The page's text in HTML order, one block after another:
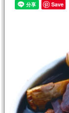
Save